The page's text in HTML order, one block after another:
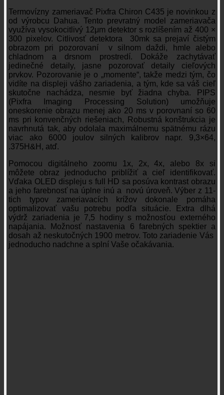
Termovízny zameriavač Pixfra Chiron C435 je novinkou z
od výrobcu Dahua. Tento prevratný model zameriavača
využíva vysokocitlivý 12μm detektor s rozlíšením až 400 ×
300 pixelov. Citlivosť detektora 30mk sa prejaví čistým
obrazom pri pozorovaní v silnom daždi, hmle alebo
chladnom a drsnom prostredí. Dokáže zachytávať
jedinečné detaily, jasne pozorovať detaily cieľových
prvkov. Pozorovanie je o „momente“, takže medzi tým, čo
vidíte na displeji vášho zariadenia, a tým, kde sa váš cieľ
skutočne nachádza, nesmie byť žiadna chyba. PIPS
(Pixfra Imaging Processing Solution) umožňuje
oneskorenie obrazu menej ako 20 ms v porovnaní so 60
ms pri konvenčných riešeniach, Robustná konštrukcia je
navrhnutá tak, aby odolala maximálnemu spätnému rázu
viac ako 6000 joulov silných kalibrov napr. 9,3×64,
.375H&H, atď.
Pomocou digitálneho zoomu 1x, 2x, 4x, alebo 8x si
môžete obraz jednoducho priblížiť a cieľ identifikovať.
Vďaka OLED displeju s full HD sa posúva kontrast obrazu
a jeho farebnosť na úplne inú a novú úroveň. Výber z 11-
tich typov zameriavacích krížov dokonale pomáha
optimalizovať vašu potrebu podľa situácie. Extra dlhá
výdrž zariadenia je 7,5 hodiny s možnosťou externého
napájania. Možnosť nastavenia 6 farebných spektier a
dosah až neskutočných 1900 metrov. Toto zariadenie Vás
jednoducho nadchne a splní Vaše očakávania.